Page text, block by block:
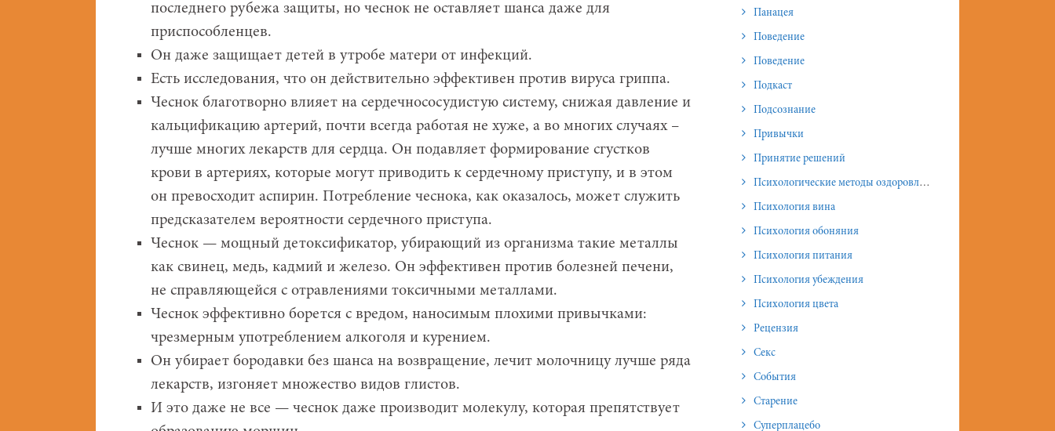
последнего рубежа защиты, но чеснок не оставляет шанса даже для
приспособленцев.
Он даже защищает детей в утробе матери от инфекций.
Есть исследования, что он действительно эффективен против вируса гриппа.
Чеснок благотворно влияет на сердечнососудистую систему, снижая давление и
кальцификацию артерий, почти всегда работая не хуже, а во многих случаях –
лучше многих лекарств для сердца. Он подавляет формирование сгустков
крови в артериях, которые могут приводить к сердечному приступу, и в этом
он превосходит аспирин. Потребление чеснока, как оказалось, может служить
предсказателем вероятности сердечного приступа.
Чеснок — мощный детоксификатор, убирающий из организма такие металлы
как свинец, медь, кадмий и железо. Он эффективен против болезней печени,
не справляющейся с отравлениями токсичными металлами.
Чеснок эффективно борется с вредом, наносимым плохими привычками:
чрезмерным употреблением алкоголя и курением.
Он убирает бородавки без шанса на возвращение, лечит молочницу лучше ряда
лекарств, изгоняет множество видов глистов.
И это даже не все — чеснок даже производит молекулу, которая препятствует
Панацея
Поведение
Поведение
Подкаст
Подсознание
Привычки
Принятие решений
Психологические методы оздоровления и омоложения
Психология вина
Психология обоняния
Психология питания
Психология убеждения
Психология цвета
Рецензия
Секс
События
Старение
Суперплацебо